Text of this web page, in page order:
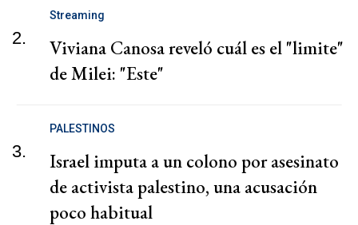
2.
Streaming
Viviana Canosa reveló cuál es el "limite"
de Milei: "Este"
3.
PALESTINOS
Israel imputa a un colono por asesinato
de activista palestino, una acusación
poco habitual